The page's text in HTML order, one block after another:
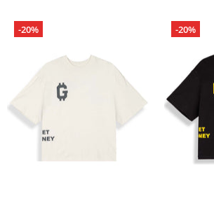
-20% -20%